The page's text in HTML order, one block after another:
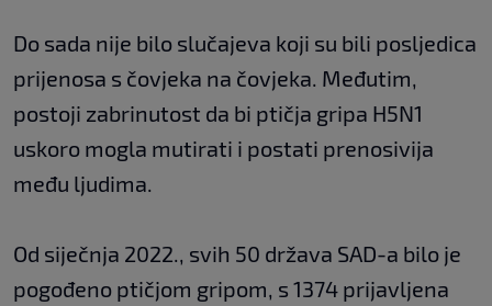
Do sada nije bilo slučajeva koji su bili posljedica
prijenosa s čovjeka na čovjeka. Međutim,
postoji zabrinutost da bi ptičja gripa H5N1
uskoro mogla mutirati i postati prenosivija
među ljudima.
Od siječnja 2022., svih 50 država SAD-a bilo je
pogođeno ptičjom gripom, s 1374 prijavljena